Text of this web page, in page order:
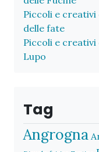
Piccoli e creativi
delle fate
Piccoli e creativi
Lupo
Tag
Angrogna